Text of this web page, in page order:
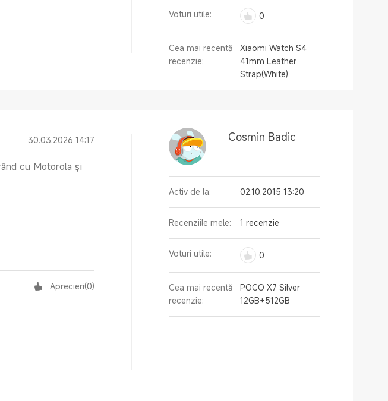
Voturi utile: 0
Cea mai recentă
recenzie:
Xiaomi Watch S4
41mm Leather
Strap(White)
30.03.2026 14:17
cu Motorola și
Aprecieri(0)
Cosmin Badic
Activ de la: 02.10.2015 13:20
Recenziile mele: 1 recenzie
Voturi utile: 0
Cea mai recentă
recenzie:
POCO X7 Silver
12GB+512GB